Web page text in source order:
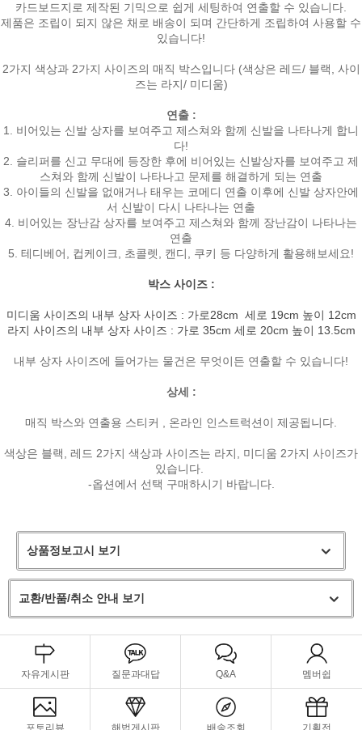
카드보드지로 제작된 기믹으로 쉽게 세팅하여 연출할 수 있습니다.
제품은 조립이 되지 않은 채로 배송이 되며 간단하게 조립하여 사용할 수
있습니다!
2가지 색상과 2가지 사이즈의 매직 박스입니다 (색상은 레드/ 블랙, 사이
즈는 라지/ 미디움)
연출 :
1. 비어있는 신발 상자를 보여주고 제스쳐와 함께 신발을 나타나게 합니
다!
2. 슬리퍼를 신고 무대에 등장한 후에 비어있는 신발상자를 보여주고 제
스쳐와 함께 신발이 나타나고 문제를 해결하게 되는 연출
3. 아이들의 신발을 없애거나 태우는 코메디 연출 이후에 신발 상자안에
서 신발이 다시 나타나는 연출
4. 비어있는 장난감 상자를 보여주고 제스쳐와 함께 장난감이 나타나는
연출
5. 테디베어, 컵케이크, 초콜렛, 캔디, 쿠키 등 다양하게 활용해보세요!
박스 사이즈 :
미디움 사이즈의 내부 상자 사이즈 : 가로28cm 세로 19cm 높이 12cm
라지 사이즈의 내부 상자 사이즈 : 가로 35cm 세로 20cm 높이 13.5cm
내부 상자 사이즈에 들어가는 물건은 무엇이든 연출할 수 있습니다!
상세 :
매직 박스와 연출용 스티커 , 온라인 인스트럭션이 제공됩니다.
색상은 블랙, 레드 2가지 색상과 사이즈는 라지, 미디움 2가지 사이즈가
있습니다.
-옵션에서 선택 구매하시기 바랍니다.
상품정보고시 보기
교환/반품/취소 안내 보기
자유게시판 질문과대답 Q&A 멤버쉽
포토리뷰 해법게시판 배송조회 기획전